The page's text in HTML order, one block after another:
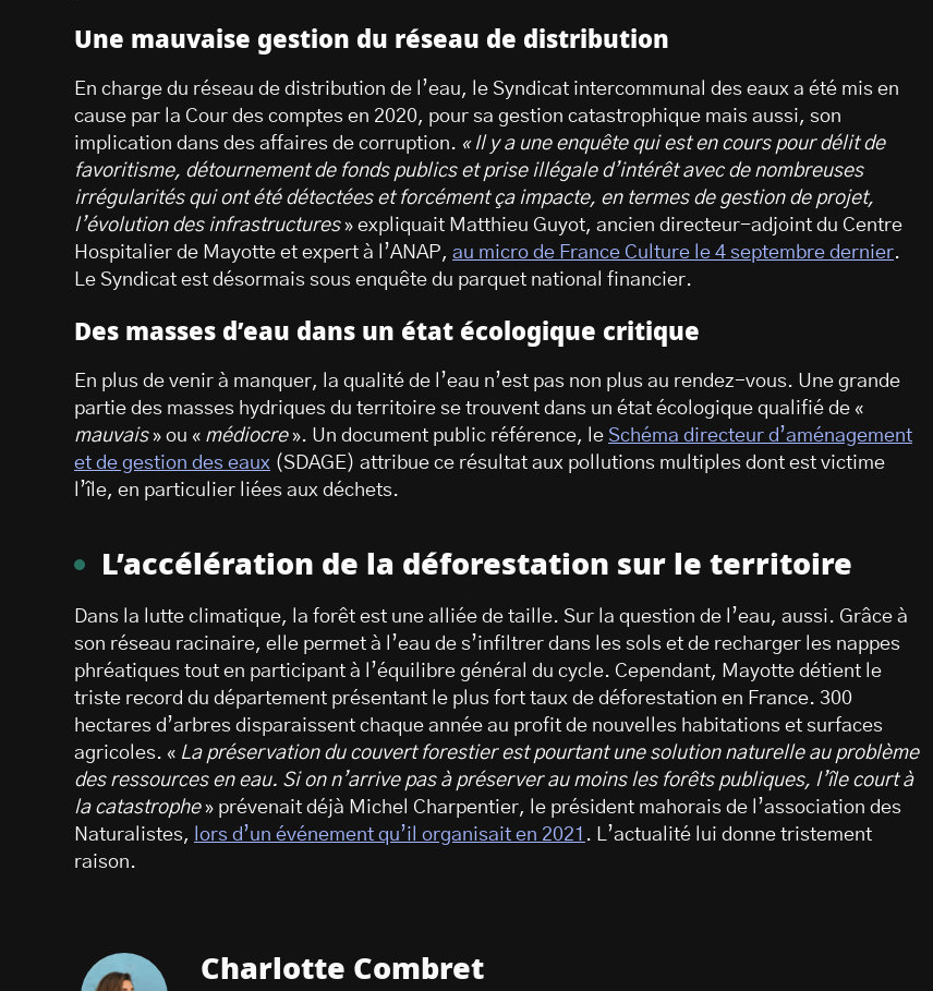
Une mauvaise gestion du réseau de distribution
En charge du réseau de distribution de l’eau, le Syndicat intercommunal des eaux a été mis en
cause par la Cour des comptes en 2020, pour sa gestion catastrophique mais aussi, son
implication dans des affaires de corruption. « Il y a une enquête qui est en cours pour délit de
favoritisme, détournement de fonds publics et prise illégale d’intérêt avec de nombreuses
irrégularités qui ont été détectées et forcément ça impacte, en termes de gestion de projet,
l’évolution des infrastructures» expliquait Matthieu Guyot, ancien directeur-adjoint du Centre
Hospitalier de Mayotte et expert à l’ANAP, au micro de France Culture le 4 septembre dernier.
Le Syndicat est désormais sous enquête du parquet national financier.
Des masses d’eau dans un état écologique critique
En plus de venir à manquer, la qualité de l’eau n’est pas non plus au rendez-vous. Une grande
partie des masses hydriques du territoire se trouvent dans un état écologique qualifié de «
mauvais» ou « médiocre». Un document public référence, le Schéma directeur d’aménagement
et de gestion des eaux (SDAGE) attribue ce résultat aux pollutions multiples dont est victime
l’île, en particulier liées aux déchets.
L’accélération de la déforestation sur le territoire
Dans la lutte climatique, la forêt est une alliée de taille. Sur la question de l’eau, aussi. Grâce à
son réseau racinaire, elle permet à l’eau de s’infiltrer dans les sols et de recharger les nappes
phréatiques tout en participant à l’équilibre général du cycle. Cependant, Mayotte détient le
triste record du département présentant le plus fort taux de déforestation en France. 300
hectares d’arbres disparaissent chaque année au profit de nouvelles habitations et surfaces
agricoles. « La préservation du couvert forestier est pourtant une solution naturelle au problème
des ressources en eau. Si on n’arrive pas à préserver au moins les forêts publiques, l’île court à
la catastrophe» prévenait déjà Michel Charpentier, le président mahorais de l’association des
Naturalistes,
lors d’un événement qu’il organisait en 2021 . L’actualité lui donne tristement
raison.
Charlotte Combret